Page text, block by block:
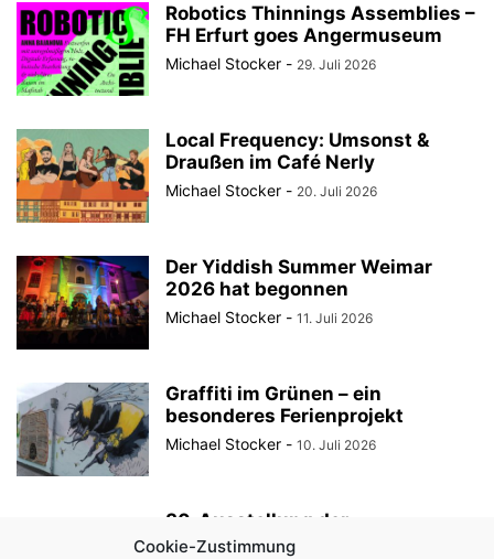
Cookie-Zustimmung
Robotics Thinnings Assemblies –
FH Erfurt goes Angermuseum
Michael Stocker - 29. Juli 2026
Local Frequency: Umsonst &
Draußen im Café Nerly
Michael Stocker - 20. Juli 2026
Der Yiddish Summer Weimar
2026 hat begonnen
Michael Stocker - 11. Juli 2026
Graffiti im Grünen – ein
besonderes Ferienprojekt
Michael Stocker - 10. Juli 2026
30. Ausstellung der
StadtRaumBoxen am